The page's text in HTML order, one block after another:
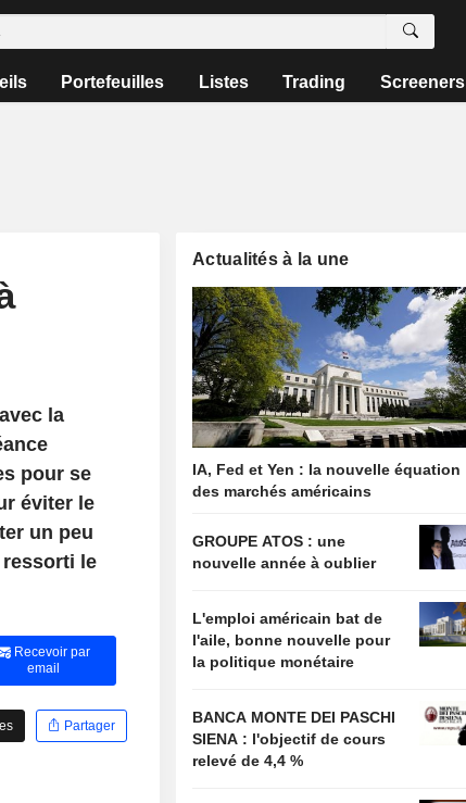
Portefeuilles Listes Trading Screeners
la
pour se
éviter le
un peu
ressorti le
Recevoir par
email
Partager
Actualités à la une
IA, Fed et Yen : la nouvelle équation
des marchés américains
GROUPE ATOS : une
nouvelle année à oublier
L'emploi américain bat de
l'aile, bonne nouvelle pour
la politique monétaire
BANCA MONTE DEI PASCHI
SIENA : l'objectif de cours
relevé de 4,4 %